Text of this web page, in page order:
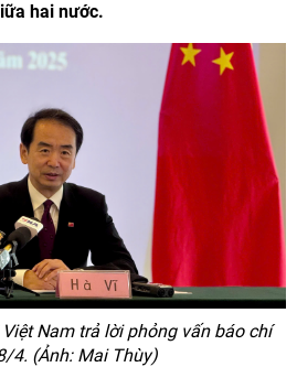
hai nước.
Nam trả lời phỏng vấn báo chí
4. (Ảnh: Mai Thùy)